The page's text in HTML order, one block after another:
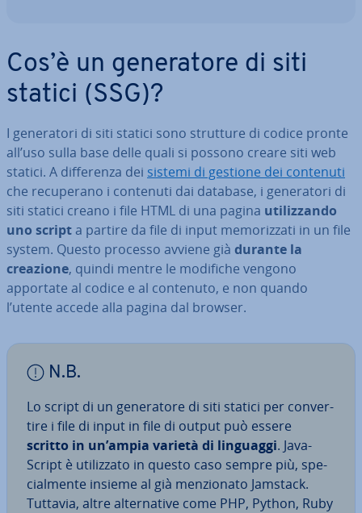
Cos’è un ge­ne­ra­to­re di siti
statici (SSG)?
I ge­ne­ra­to­ri di siti statici sono strutture di codice pronte
all’uso sulla base delle quali si possono creare siti web
statici. A dif­fe­ren­za dei sistemi di gestione dei contenuti
che re­cu­pe­ra­no i contenuti dai database, i ge­ne­ra­to­ri di
siti statici creano i file HTML di una pagina uti­liz­zan­do
uno scripta partire da file di input me­mo­riz­za­ti in un file
system. Questo processo avviene già durante la
creazione, quindi mentre le modifiche vengono
apportate al codice e al contenuto, e non quando
l’utente accede alla pagina dal browser.
N.B.
Lo script di un ge­ne­ra­to­re di siti statici per con­ver­
ti­re i file di input in file di output può essere
scritto in un’ampia varietà di linguaggi. Ja­va­
Script è uti­liz­za­to in questo caso sempre più, spe­
cial­men­te insieme al già men­zio­na­to Jamstack.
Tuttavia, altre al­ter­na­ti­ve come PHP, Python, Ruby